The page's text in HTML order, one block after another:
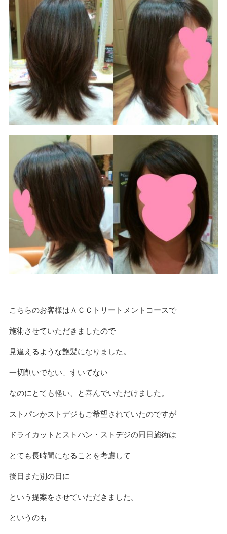
こちらのお客様はＡＣＣトリートメントコースで
施術させていただきましたので
見違えるような艶髪になりました。
一切削いでない、すいてない
なのにとても軽い、と喜んでいただけました。
ストパンかストデジもご希望されていたのですが
ドライカットとストパン・ストデジの同日施術は
とても長時間になることを考慮して
後日また別の日に
という提案をさせていただきました。
というのも